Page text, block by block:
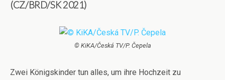
(CZ/BRD/SK 2021)
© KiKA/Česká TV/P. Čepela
Zwei Königskinder tun alles, um ihre Hochzeit zu